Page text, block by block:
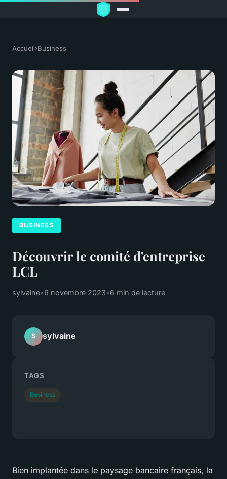
Accueil›Business
BUSINESS
Découvrir le comité d'entreprise
LCL
sylvaine•6 novembre 2023•6 min de lecture
Bien implantée dans le paysage bancaire français, la
S sylvaine
TAGS
Business